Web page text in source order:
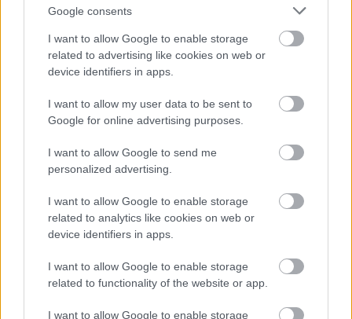
Google consents
I want to allow Google to enable storage
related to advertising like cookies on web or
device identifiers in apps.
I want to allow my user data to be sent to
Google for online advertising purposes.
I want to allow Google to send me
personalized advertising.
I want to allow Google to enable storage
related to analytics like cookies on web or
device identifiers in apps.
I want to allow Google to enable storage
related to functionality of the website or app.
I want to allow Google to enable storage
használni kellett a kuplungot, mert szinkronizált
váltó volt; felfelé váltás, lefelé váltás. Elképzelheted,
mennyivel nehezebb ez a sofőrnek.”
Ez a dinamika ahhoz képest, ami most van, az ABS-
szel, a kipörgésgátlóval, a váltófülekkel… a
versenyzőknek nem kell annyit gondolkodniuk, mint
amit a régi időkben nekünk kellett.”